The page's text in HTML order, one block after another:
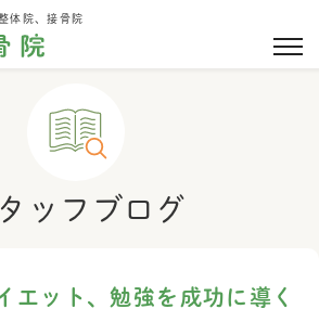
体院、接骨院
ッフブログ
エット、勉強を成功に導く